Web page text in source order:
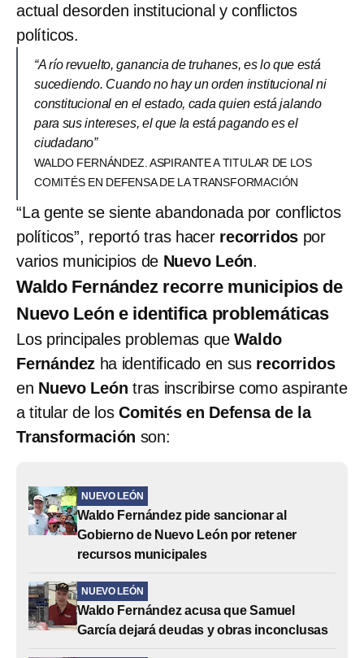
actual desorden institucional y conflictos
políticos.
“A río revuelto, ganancia de truhanes, es lo que está
sucediendo. Cuando no hay un orden institucional ni
constitucional en el estado, cada quien está jalando
para sus intereses, el que la está pagando es el
ciudadano”
WALDO FERNÁNDEZ. ASPIRANTE A TITULAR DE LOS
COMITÉS EN DEFENSA DE LA TRANSFORMACIÓN
“La gente se siente abandonada por conflictos
políticos”, reportó tras hacer recorridos por
varios municipios de Nuevo León.
Waldo Fernández recorre municipios de
Nuevo León e identifica problemáticas
Los principales problemas queWaldo
Fernández ha identificado en sus recorridos
en Nuevo León tras inscribirse como aspirante
a titular de losComités en Defensa de la
Transformación son:
NUEVO LEÓN
Waldo Fernández pide sancionar al
Gobierno de Nuevo León por retener
recursos municipales
NUEVO LEÓN
Waldo Fernández acusa que Samuel
García dejará deudas y obras inconclusas